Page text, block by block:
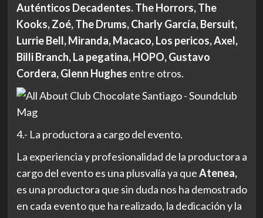
Auténticos Decadentes. The Horrors, The
Kooks, Zoé, The Drums, Charly García, Bersuit,
Lurrie Bell, Miranda, Macaco, Los pericos, Axel,
Billi Branch, La pegatina, HOPO, Gustavo
Cordera, Glenn Hughes entre otros.
4.- La productora a cargo del evento.
La experiencia y profesionalidad de la productora a
cargo del evento es una plusvalía ya queAtenea,
es una productora que sin duda nos ha demostrado
en cada evento que ha realizado, la dedicación y la